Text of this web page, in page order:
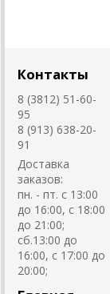
Контакты
8 (3812) 51-60-
95
8 (913) 638-20-
91
Доставка
заказов:
пн. - пт. с 13:00
до 16:00, с 18:00
до 21:00;
сб.13:00 до
16:00, с 17:00 до
20:00;